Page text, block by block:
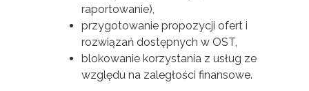
raportowanie),
przygotowanie propozycji ofert i
rozwiązań dostępnych w OST,
blokowanie korzystania z usług ze
względu na zaległości finansowe.